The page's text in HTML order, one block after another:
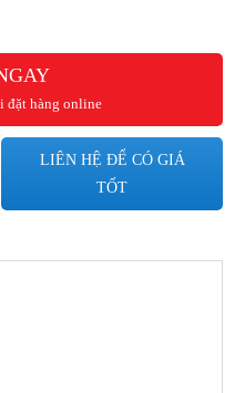
đặt hàng online
LIÊN HỆ ĐỂ CÓ GIÁ
TỐT